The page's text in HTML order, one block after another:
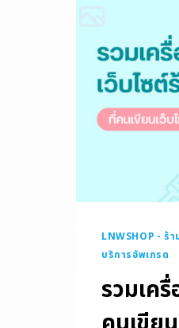
LNWSHOP - ร้
บริการอัพเกรด
รวมเค